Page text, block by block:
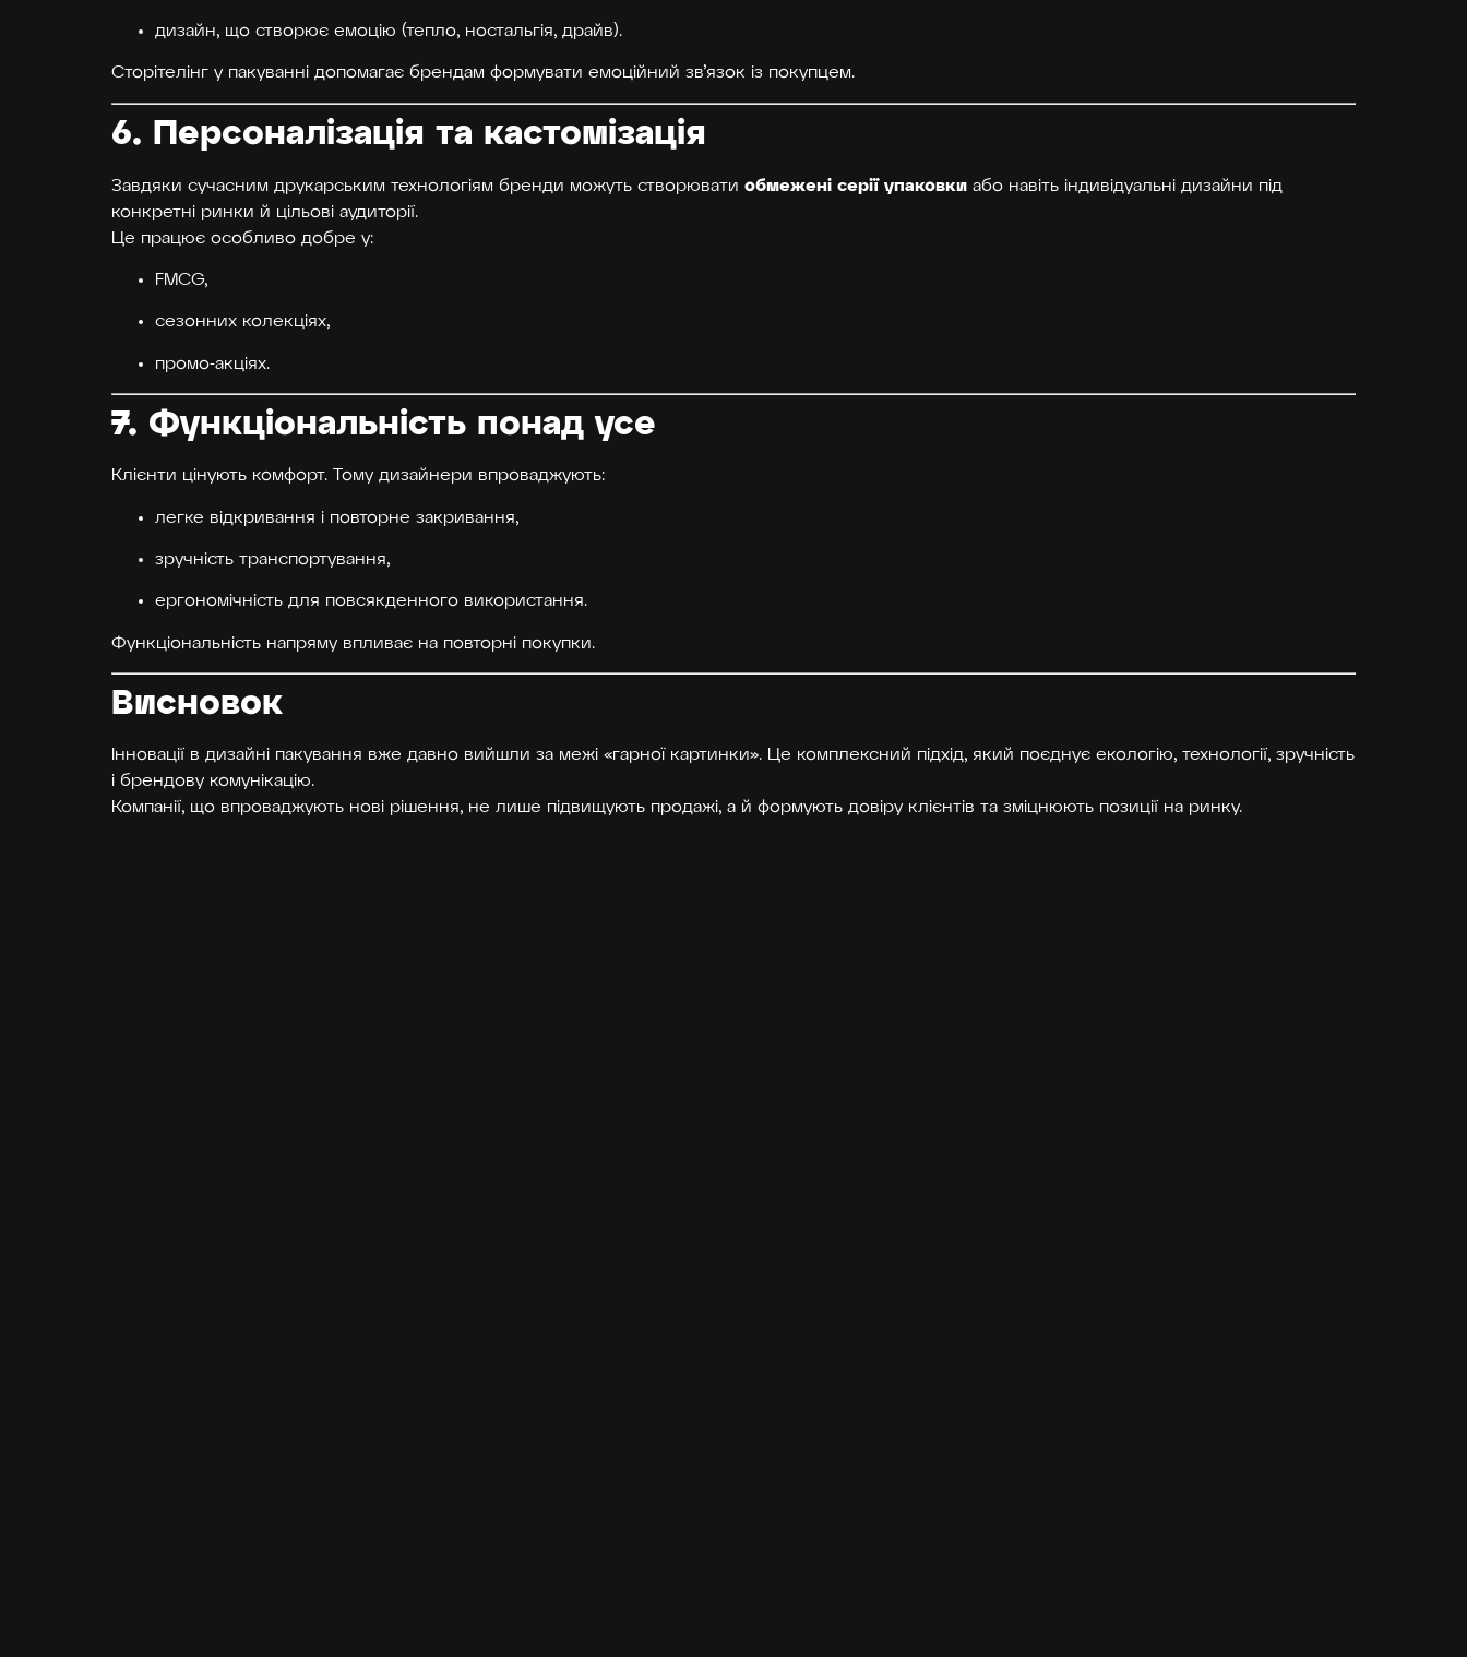
дизайн, що створює емоцію (тепло, ностальгія, драйв).
Сторітелінг у пакуванні допомагає брендам формувати емоційний зв’язок із покупцем.
6. Персоналізація та кастомізація
Завдяки сучасним друкарським технологіям бренди можуть створювати обмежені серії упаковки або навіть індивідуальні дизайни під
конкретні ринки й цільові аудиторії.
Це працює особливо добре у:
FMCG,
сезонних колекціях,
промо-акціях.
7. Функціональність понад усе
Клієнти цінують комфорт. Тому дизайнери впроваджують:
легке відкривання і повторне закривання,
зручність транспортування,
ергономічність для повсякденного використання.
Функціональність напряму впливає на повторні покупки.
Висновок
Інновації в дизайні пакування вже давно вийшли за межі «гарної картинки». Це комплексний підхід, який поєднує екологію, технології, зручність
і брендову комунікацію.
Компанії, що впроваджують нові рішення, не лише підвищують продажі, а й формують довіру клієнтів та зміцнюють позиції на ринку.